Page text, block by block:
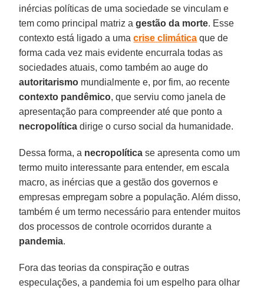
inércias políticas de uma sociedade se vinculam e
tem como principal matriz agestão da morte. Esse
contexto está ligado a umacrise climática que de
forma cada vez mais evidente encurrala todas as
sociedades atuais, como também ao auge do
autoritarismo mundialmente e, por fim, ao recente
contexto pandêmico, que serviu como janela de
apresentação para compreender até que ponto a
necropolítica dirige o curso social da humanidade.
Dessa forma, a necropolítica se apresenta como um
termo muito interessante para entender, em escala
macro, as inércias que a gestão dos governos e
empresas empregam sobre a população. Além disso,
também é um termo necessário para entender muitos
dos processos de controle ocorridos durante a
pandemia.
Fora das teorias da conspiração e outras
especulações, a pandemia foi um espelho para olhar